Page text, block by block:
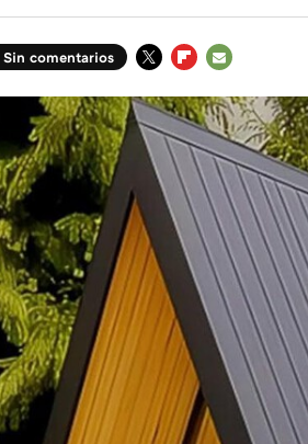
Sin comentarios
MAIL